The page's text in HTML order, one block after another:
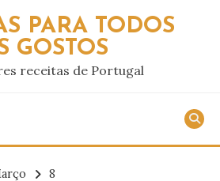
PARA TODOS
GOSTOS
receitas de Portugal
8